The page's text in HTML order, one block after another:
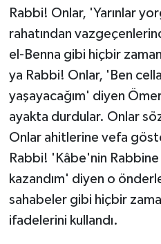
Rabbi! Onlar, 'Yarınlar
rahatından
el-Benna gibi hiçbir
ya Rabbi! Onlar, 'Ben
yaşayacağım' diyen
ayakta durdular. Onlar
Onlar ahitlerine vefa
Rabbi! 'Kâbe'nin
kazandım' diyen o
sahabeler gibi hiçbir
ifadelerini kullandı.